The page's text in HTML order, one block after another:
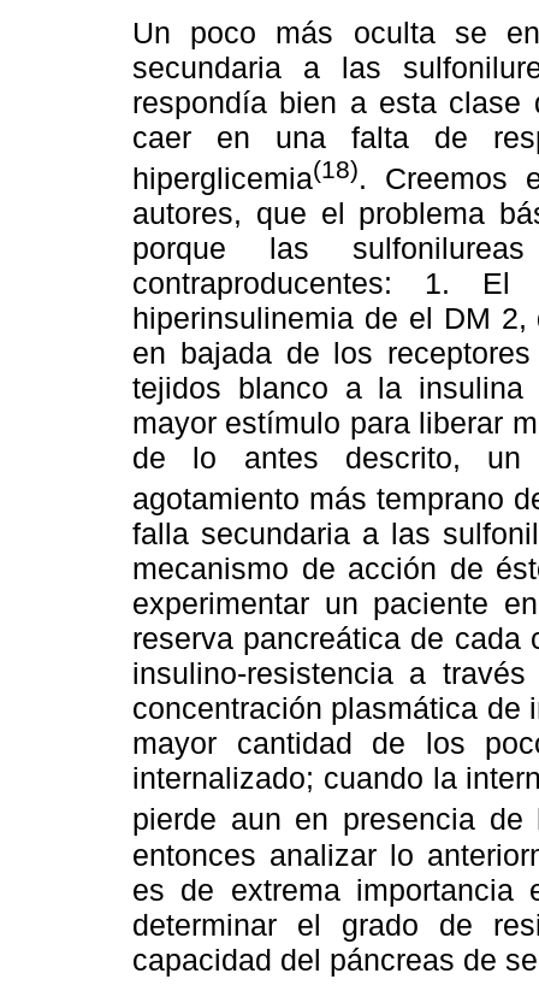
Un poco más oculta se
secundaria a las
respondía bien a esta clase
caer en una falta de
hiperglicemia(18). Creemos
autores, que el problema
porque las
contraproducentes: 1.
hiperinsulinemia de el DM
en bajada de los
tejidos blanco a la
mayor estímulo para liberar
de lo antes descrito, un
agotamiento más temprano
falla secundaria a las
mecanismo de acción de
experimentar un paciente
reserva pancreática de
insulino-resistencia a
concentración plasmática de
mayor cantidad de los
internalizado; cuando la
pierde aun en presencia de
entonces analizar lo
es de extrema importancia
determinar el grado de
capacidad del páncreas de